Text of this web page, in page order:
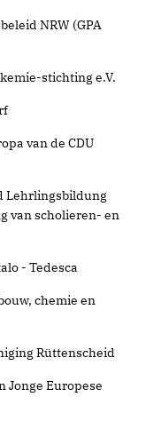
NRW (GPA
stichting e.V.
van de CDU
Lehrlingsbildung
van scholieren- en
- Tedesca
chemie en
Rüttenscheid
Jonge Europese